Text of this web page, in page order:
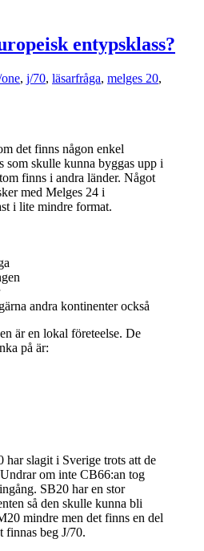
entypsklass?
, j/70, läsarfråga, melges 20,
det finns någon enkel
som skulle kunna byggas upp i
finns i andra länder. Något
med Melges 24 i
i lite mindre format.
andra kontinenter också
är en lokal företeelse. De
på är:
slagit i Sverige trots att de
om inte CB66:an tog
SB20 har en stor
så den skulle kunna bli
mindre men det finns en del
finnas beg J/70.